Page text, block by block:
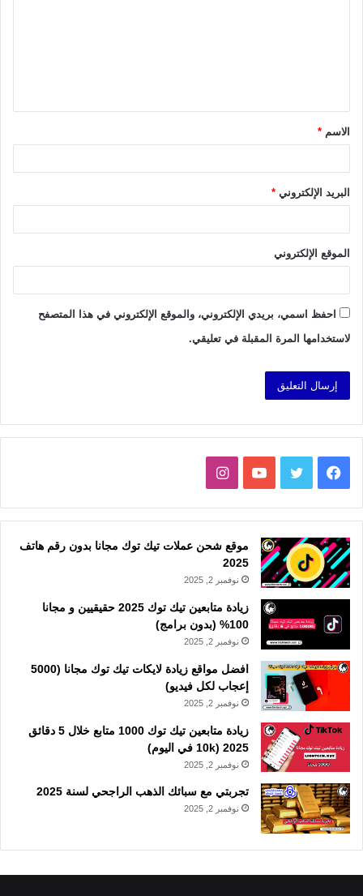
ق
*الاسم *
البريد الإلكتروني *
الموقع الإلكتروني
احفظ اسمي، بريدي الإلكتروني، والموقع الإلكتروني في هذا المتصفح
لاستخدامها المرة المقبلة في تعليقي.
فيسبوك تويتر يوتيوبانستقرام
موقع شحن عملات تيك توك مجانا بدون رقم هاتف
2025
نوفمبر 2, 2025
زيادة متابعين تيك توك 2025 حقيقيين و مجانا
100% (بدون برامج)
نوفمبر 2, 2025
افضل مواقع زيادة لايكات تيك توك مجانا (5000
إعجاب لكل فيديو)
نوفمبر 2, 2025
زيادة متابعين تيك توك 1000 متابع خلال 5 دقائق
2025 (10k في اليوم)
نوفمبر 2, 2025
تجربتي مع سبائك الذهب الراجحي لسنة 2025
نوفمبر 2, 2025